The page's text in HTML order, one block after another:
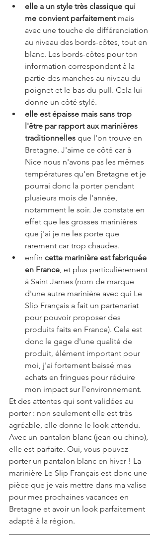
elle a un style très classique qui
me convient parfaitement mais
avec une touche de différenciation
au niveau des bords-côtes, tout en
blanc. Les bords-côtes pour ton
information correspondent à la
partie des manches au niveau du
poignet et le bas du pull. Cela lui
donne un côté stylé.
elle est épaisse mais sans trop
l'être par rapport aux marinières
traditionnelles que l'on trouve en
Bretagne. J'aime ce côté car à
Nice nous n'avons pas les mêmes
températures qu'en Bretagne et je
pourrai donc la porter pendant
plusieurs mois de l'année,
notamment le soir. Je constate en
effet que les grosses marinières
que j'ai je ne les porte que
rarement car trop chaudes.
enfin cette marinière est fabriquée
en France, et plus particulièrement
à Saint James (nom de marque
d'une autre marinière avec qui Le
Slip Français a fait un partenariat
pour pouvoir proposer des
produits faits en France). Cela est
donc le gage d'une qualité de
produit, élément important pour
moi, j'ai fortement baissé mes
achats en fringues pour réduire
mon impact sur l'environnement.
Et des attentes qui sont validées au
porter : non seulement elle est très
agréable, elle donne le look attendu.
Avec un pantalon blanc (jean ou chino),
elle est parfaite. Oui, vous pouvez
porter un pantalon blanc en hiver ! La
marinière Le Slip Français est donc une
pièce que je vais mettre dans ma valise
pour mes prochaines vacances en
Bretagne et avoir un look parfaitement
adapté à la région.